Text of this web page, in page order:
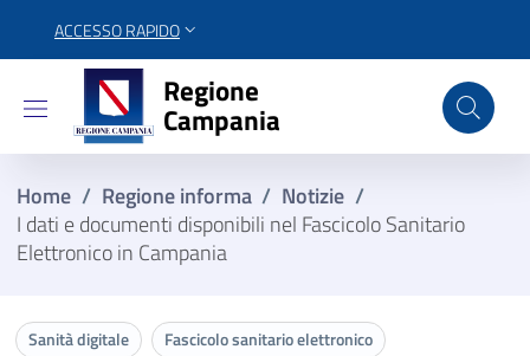
ACCESSO RAPIDO
Regione Campania
Regione
Campania
Home / Regione informa / Notizie /
I dati e documenti disponibili nel Fascicolo Sanitario
Elettronico in Campania
Sanità digitale Fascicolo sanitario elettronico